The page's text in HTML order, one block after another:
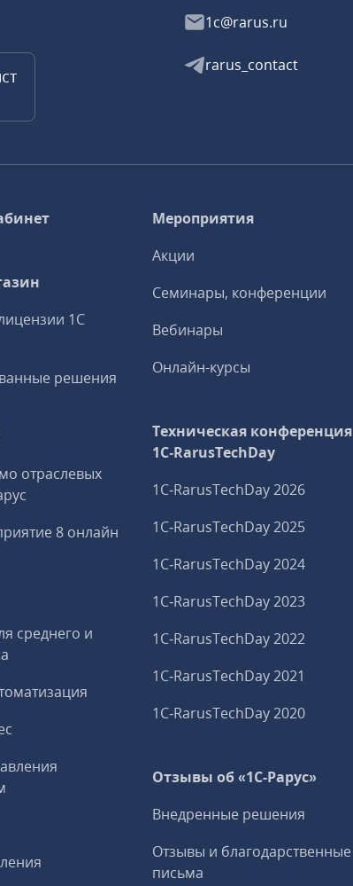
1c@rarus.ru
rarus_contact
1С
решения
отраслевых
8 онлайн
среднего и
Мероприятия
Акции
Семинары, конференции
Вебинары
Онлайн-курсы
Техническая конференция
1C‑RarusTechDay
1C‑RarusTechDay 2026
1C‑RarusTechDay 2025
1C‑RarusTechDay 2024
1C‑RarusTechDay 2023
1C‑RarusTechDay 2022
1C‑RarusTechDay 2021
1C‑RarusTechDay 2020
Отзывы об «1С-Рарус»
Внедренные решения
Отзывы и благодарственные
письма